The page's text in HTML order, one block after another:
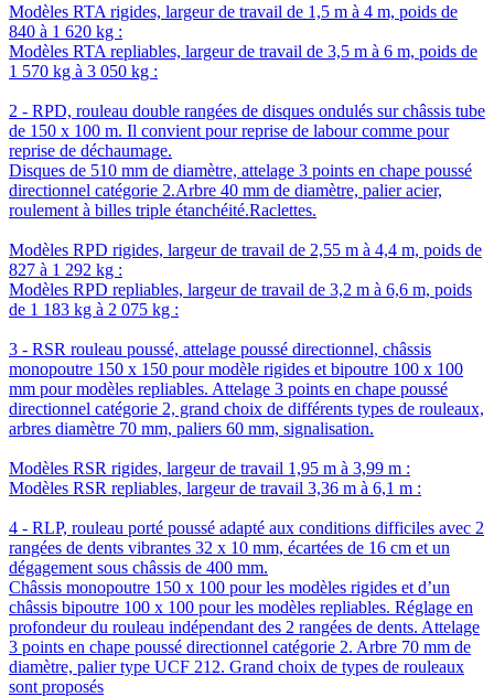
Modèles RTA rigides, largeur de travail de 1,5 m à 4 m, poids de
840 à 1 620 kg :
Modèles RTA repliables, largeur de travail de 3,5 m à 6 m, poids de
1 570 kg à 3 050 kg :
2 - RPD, rouleau double rangées de disques ondulés sur châssis tube
de 150 x 100 m. Il convient pour reprise de labour comme pour
reprise de déchaumage.
Disques de 510 mm de diamètre, attelage 3 points en chape poussé
directionnel catégorie 2.Arbre 40 mm de diamètre, palier acier,
roulement à billes triple étanchéité.Raclettes.
Modèles RPD rigides, largeur de travail de 2,55 m à 4,4 m, poids de
827 à 1 292 kg :
Modèles RPD repliables, largeur de travail de 3,2 m à 6,6 m, poids
de 1 183 kg à 2 075 kg :
3 - RSR rouleau poussé, attelage poussé directionnel, châssis
monopoutre 150 x 150 pour modèle rigides et bipoutre 100 x 100
mm pour modèles repliables. Attelage 3 points en chape poussé
directionnel catégorie 2, grand choix de différents types de rouleaux,
arbres diamètre 70 mm, paliers 60 mm, signalisation.
Modèles RSR rigides, largeur de travail 1,95 m à 3,99 m :
Modèles RSR repliables, largeur de travail 3,36 m à 6,1 m :
4 - RLP, rouleau porté poussé adapté aux conditions difficiles avec 2
rangées de dents vibrantes 32 x 10 mm, écartées de 16 cm et un
dégagement sous châssis de 400 mm.
Châssis monopoutre 150 x 100 pour les modèles rigides et d’un
châssis bipoutre 100 x 100 pour les modèles repliables. Réglage en
profondeur du rouleau indépendant des 2 rangées de dents. Attelage
3 points en chape poussé directionnel catégorie 2. Arbre 70 mm de
diamètre, palier type UCF 212. Grand choix de types de rouleaux
sont proposés